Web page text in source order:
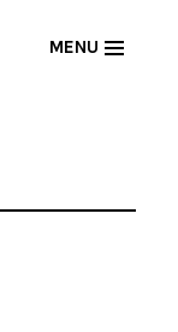
MENU